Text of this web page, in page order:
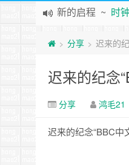
声明~关于本
如果您觉得本站
Hi，本站更换
鸿毛21-生活、
新的启程~时钟
> 分享 > 迟来的
迟来的纪念
分享 鸿毛21
迟来的纪念“BBC中